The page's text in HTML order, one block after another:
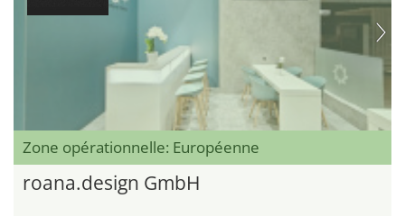
Zone opérationnelle: Européenne
roana.design GmbH